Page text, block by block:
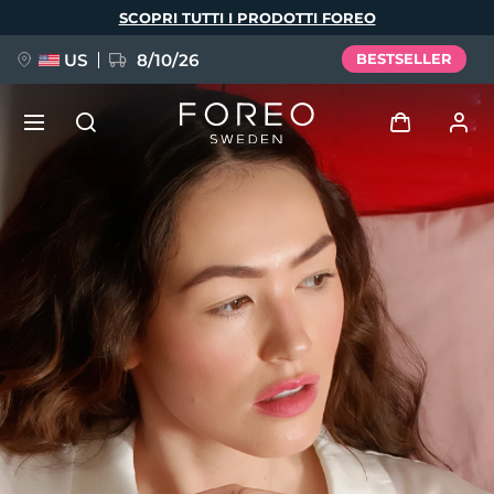
SCOPRI TUTTI I PRODOTTI FOREO
US 8/10/26 BESTSELLER
Accedi
Profilo utente
I miei dispositivi
I miei ordini
I miei indirizzi
I miei abbonamenti
FAQ™ Pure Beauty-Tech Elixir
BREAKING NEWS
issa™ Teeth Whitening Set
Lingua
English Deutsch
Español
Français
Português
Polski
Svenska
Русский
Türkçe
简体中文 繁體中文